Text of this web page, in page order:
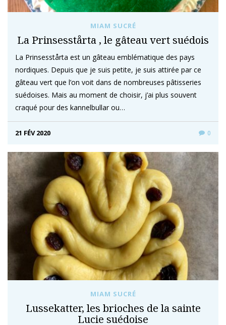
MIAM SUCRÉ
La Prinsesstårta , le gâteau vert suédois
La Prinsesstårta est un gâteau emblématique des pays
nordiques. Depuis que je suis petite, je suis attirée par ce
gâteau vert que l’on voit dans de nombreuses pâtisseries
suédoises. Mais au moment de choisir, j’ai plus souvent
craqué pour des kannelbullar ou…
21 FÉV 2020 0
MIAM SUCRÉ
Lussekatter, les brioches de la sainte
Lucie suédoise